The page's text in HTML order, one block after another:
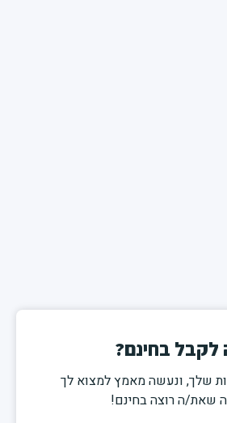
לקבל בחינם?
שלך, ונעשה מאמץ למצוא לך
שאת/ה רוצה בחינם!